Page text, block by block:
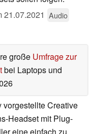
21.07.2021 Audio
große Umfrage zur
bei Laptops und
vorgestellte Creative
Headset mit Plug-